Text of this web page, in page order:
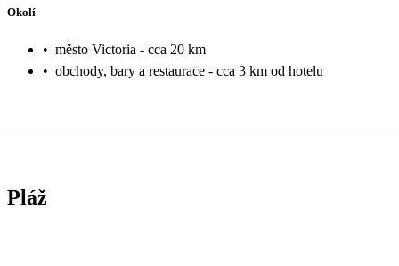
Okolí
• město Victoria - cca 20 km
• obchody, bary a restaurace - cca 3 km od hotelu
Pláž